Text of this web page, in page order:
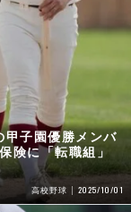
子園優勝メンバ
険に「転職組」
高校野球 2025/10/01